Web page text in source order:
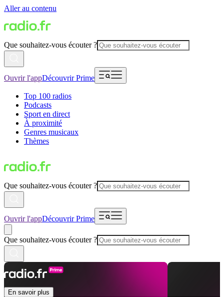
Aller au contenu
Que souhaitez-vous écouter ?
Ouvrir l'appDécouvrir Prime
Top 100 radios
Podcasts
Sport en direct
À proximité
Genres musicaux
Thèmes
Que souhaitez-vous écouter ?
Ouvrir l'appDécouvrir Prime
Que souhaitez-vous écouter ?
En savoir plus